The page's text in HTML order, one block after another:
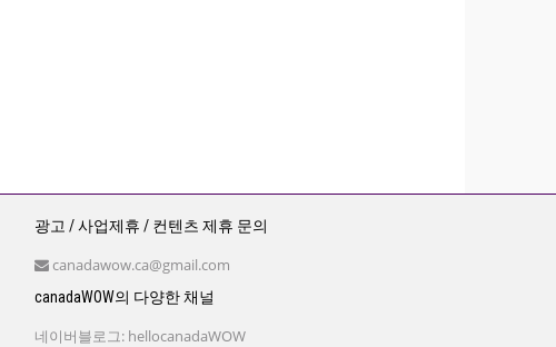
광고 / 사업제휴 / 컨텐츠 제휴 문의
canadawow.ca@gmail.com
canadaWOW의 다양한 채널
네이버블로그: hellocanadaWOW